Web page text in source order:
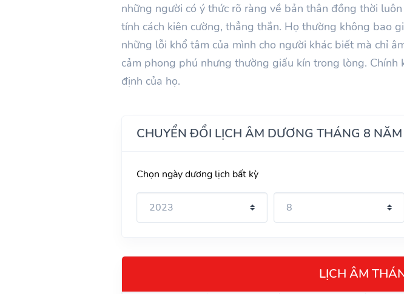
những người có ý thức rõ ràng về bản thân đồng thời
tính cách kiên cường, thẳng thắn. Họ thường không bao
những lỗi khổ tâm của mình cho người khác biết mà chỉ
cảm phong phú nhưng thường giấu kín trong lòng.
định của họ.
CHUYỂN ĐỔI LỊCH ÂM DƯƠNG THÁNG 8
Chọn ngày dương lịch bất kỳ
LỊCH ÂM